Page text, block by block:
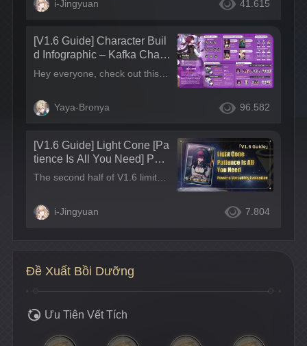
i-Jingyuan 41.615
[V1.6 Guide] Character Buil
d Infographic – Kafka Chara
cter Guide
Yaya-Bronya 96.582
[V1.6 Guide] Light Cone [Pa
tience Is All You Need] Pow
er & Versatility Evaluation The second half of V1.6 limited banner releases 5-star Light Cone [Patience Is All You Need]! How will this Light Cone enhance Kafka? Is it necessary to pull for Kafka's this signature Light Cone? This guide will provide an evaluation of the 5-star signature Light Cone [Patience Is All You Need] for [Kafka] on its versatility and strength~
i-Jingyuan 7.804
Đề Xuất Bồi Dưỡng
Ưu Tiên Vết Tích